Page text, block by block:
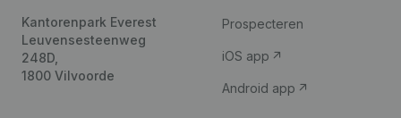
Kantorenpark Everest
Leuvensesteenweg
248D,
1800 Vilvoorde
Prospecteren
iOS app
Android app